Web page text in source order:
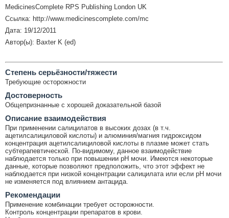
MedicinesComplete RPS Publishing London UK
Ссылка: http://www.medicinescomplete.com/mc
Дата: 19/12/2011
Автор(ы): Baxter K (ed)
Cтепень серьёзности/тяжести
Требующие осторожности
Достоверность
Общепризнанные с хорошей доказательной базой
Описание взаимодействия
При применении салицилатов в высоких дозах (в т.ч.
ацетилсалициловой кислоты) и алюминия/магния гидроксидом
концентрация ацетилсалициловой кислоты в плазме может стать
субтерапевтической. По-видимому, данное взаимодействие
наблюдается только при повышении рН мочи. Имеются некоторые
данные, которые позволяют предположить, что этот эффект не
наблюдается при низкой концентрации салицилата или если pH мочи
не изменяется под влиянием антацида.
Рекомендации
Применение комбинации требует осторожности.
Контроль концентрации препаратов в крови.